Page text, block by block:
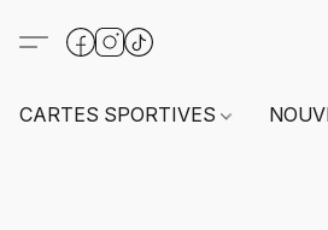
CARTES SPORTIVES